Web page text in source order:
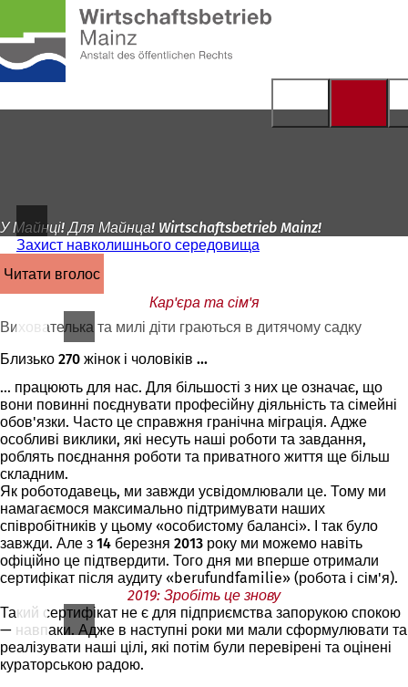
Перейти до змісту
сторінку
У Майнці! Для Майнца! Wirtschaftsbetrieb Mainz!
Захист навколишнього середовища
читати вголос
Кар'єра та сім'я
Вихователька та милі діти граються в дитячому садку
Близько 270 жінок і чоловіків ...
... працюють для нас. Для більшості з них це означає, що
вони повинні поєднувати професійну діяльність та сімейні
обов'язки. Часто це справжня гранічна міграція. Адже
особливі виклики, які несуть наші роботи та завдання,
роблять поєднання роботи та приватного життя ще більш
складним.
Як роботодавець, ми завжди усвідомлювали це. Тому ми
намагаємося максимально підтримувати наших
співробітників у цьому «особистому балансі». І так було
завжди. Але з 14 березня 2013 року ми можемо навіть
офіційно це підтвердити. Того дня ми вперше отримали
сертифікат після аудиту «berufundfamilie» (робота і сім'я).
2019: Зробіть це знову
Такий сертифікат не є для підприємства запорукою спокою
— навпаки. Адже в наступні роки ми мали сформулювати та
реалізувати наші цілі, які потім були перевірені та оцінені
кураторською радою.